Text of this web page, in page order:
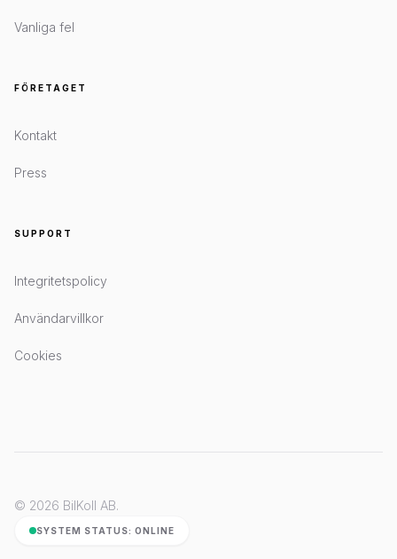
Vanliga fel
FÖRETAGET
Kontakt
Press
SUPPORT
Integritetspolicy
Användarvillkor
Cookies
© 2026 BilKoll AB.
SYSTEM STATUS: ONLINE